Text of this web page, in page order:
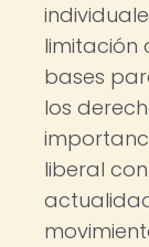
limitación
bases
los
liberal